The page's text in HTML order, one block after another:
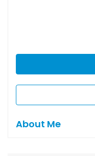
About Me